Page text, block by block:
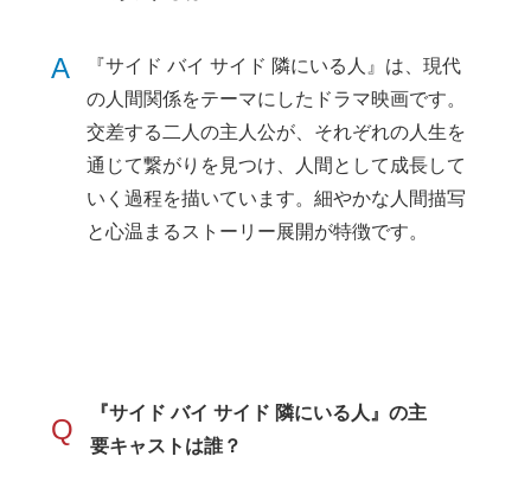
A
『サイド バイ サイド 隣にいる人』は、現代
の人間関係をテーマにしたドラマ映画です。
交差する二人の主人公が、それぞれの人生を
通じて繋がりを見つけ、人間として成長して
いく過程を描いています。細やかな人間描写
と心温まるストーリー展開が特徴です。
Q
『サイド バイ サイド 隣にいる人』の主
要キャストは誰？